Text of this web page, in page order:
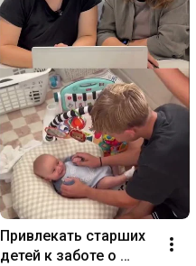
Привлекать старших
детей к заботе о